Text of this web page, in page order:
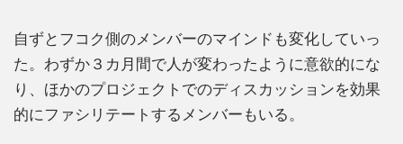
自ずとフコク側のメンバーのマインドも変化していっ
た。わずか３カ月間で人が変わったように意欲的にな
り、ほかのプロジェクトでのディスカッションを効果
的にファシリテートするメンバーもいる。